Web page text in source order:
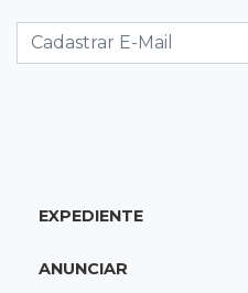
confronto com policiais
20:06Balcão de
abertas em 114 funções
EXPEDIENTE
ANUNCIAR